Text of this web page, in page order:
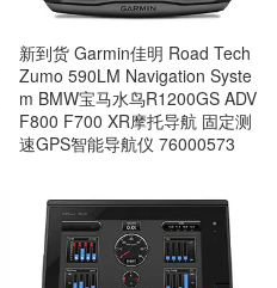
新到货 Garmin佳明 Road Tech
Zumo 590LM Navigation Syste
m BMW宝马水鸟R1200GS ADV
F800 F700 XR摩托导航 固定测
速GPS智能导航仪 76000573